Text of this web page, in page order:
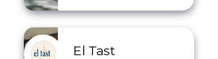
El Tast